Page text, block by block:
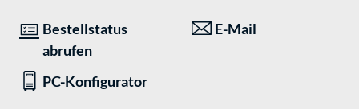
Bestellstatus
abrufen
E-Mail
PC-Konfigurator